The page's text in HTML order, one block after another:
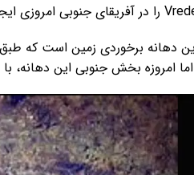
امروزه بخش جنوبی این